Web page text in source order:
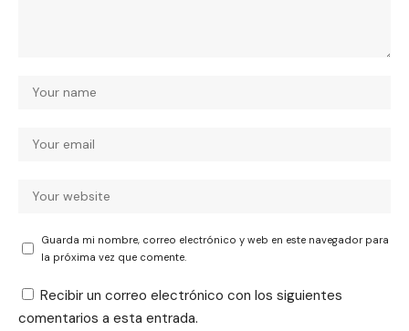
Guarda mi nombre, correo electrónico y web en este navegador para
la próxima vez que comente.
Recibir un correo electrónico con los siguientes
comentarios a esta entrada.